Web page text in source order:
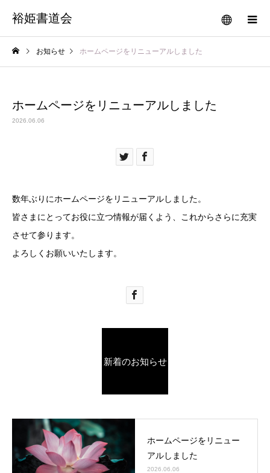
裕姫書道会
お知らせ ホームページをリニューアルしました
ホームページをリニューアルしました
2026.06.06
数年ぶりにホームページをリニューアルしました。
皆さまにとってお役に立つ情報が届くよう、これからさらに充実
させて参ります。
よろしくお願いいたします。
新着のお知らせ
ホームページをリニュー
アルしました
2026.06.06